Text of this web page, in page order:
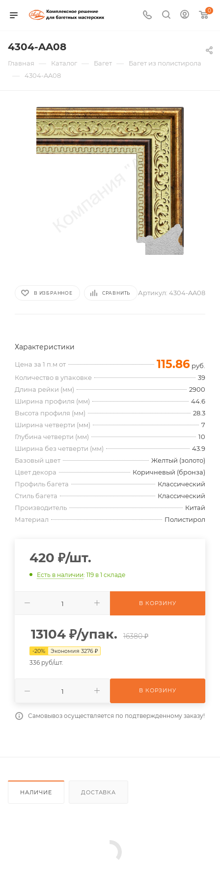
0
4304-AA08
Главная — Каталог — Багет — Багет из полистирола
— 4304-AA08
В ИЗБРАННОЕ СРАВНИТЬ Артикул: 4304-AA08
Характеристики
Цена за 1 п.м от 115.86 руб.
Количество в упаковке
39
Длина рейки (мм)
2900
Ширина профиля (мм)
44.6
Высота профиля (мм)
28.3
Ширина четверти (мм)
7
Глубина четверти (мм)
10
Ширина без четверти (мм)
43.9
Базовый цвет
Желтый (золото)
Цвет декора
Коричневый (бронза)
Профиль багета
Классический
Стиль багета
Классический
Производитель
Китай
Материал
Полистирол
420 ₽/шт.
Есть в наличии: 119 в 1 складе
В КОРЗИНУ
13104 ₽/упак. 16380 ₽
-20% Экономия 3276 ₽
336 руб/шт.
В КОРЗИНУ
Самовывоз осуществляется по подтвержденному заказу!
НАЛИЧИЕ ДОСТАВКА